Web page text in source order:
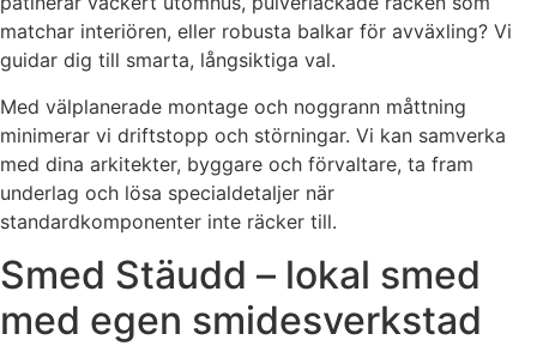
matchar interiören, eller robusta balkar för avväxling? Vi
guidar dig till smarta, långsiktiga val.
Med välplanerade montage och noggrann måttning
minimerar vi driftstopp och störningar. Vi kan samverka
med dina arkitekter, byggare och förvaltare, ta fram
underlag och lösa specialdetaljer när
standardkomponenter inte räcker till.
Smed Stäudd – lokal smed
med egen smidesverkstad